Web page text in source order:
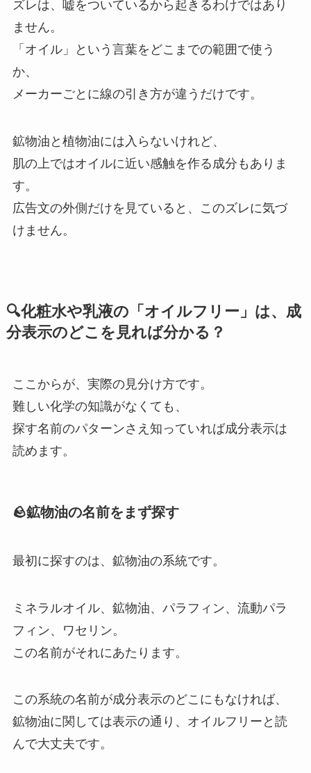
ズレは、嘘をついているから起きるわけではあり
ません。
「オイル」という言葉をどこまでの範囲で使う
か、
メーカーごとに線の引き方が違うだけです。
鉱物油と植物油には入らないけれど、
肌の上ではオイルに近い感触を作る成分もありま
す。
広告文の外側だけを見ていると、このズレに気づ
けません。
🔍化粧水や乳液の「オイルフリー」は、成
分表示のどこを見れば分かる？
ここからが、実際の見分け方です。
難しい化学の知識がなくても、
探す名前のパターンさえ知っていれば成分表示は
読めます。
🪨鉱物油の名前をまず探す
最初に探すのは、鉱物油の系統です。
ミネラルオイル、鉱物油、パラフィン、流動パラ
フィン、ワセリン。
この名前がそれにあたります。
この系統の名前が成分表示のどこにもなければ、
鉱物油に関しては表示の通り、オイルフリーと読
んで大丈夫です。